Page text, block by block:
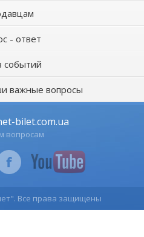
- ответ
событий
важные вопросы
bilet.com.ua
вопросам
Все права защищены